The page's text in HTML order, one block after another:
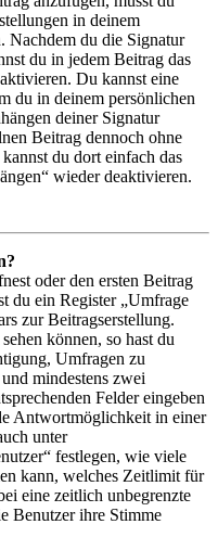
in deinem
Nachdem du die Signatur
du in jedem Beitrag das
Du kannst eine
du in deinem persönlichen
deiner Signatur
Beitrag dennoch ohne
du dort einfach das
wieder deaktivieren.
oder den ersten Beitrag
du ein Register „Umfrage
zur Beitragserstellung.
können, so hast du
Umfragen zu
mindestens zwei
Felder eingeben
Antwortmöglichkeit in einer
unter
festlegen, wie viele
kann, welches Zeitlimit für
eine zeitlich unbegrenzte
Benutzer ihre Stimme